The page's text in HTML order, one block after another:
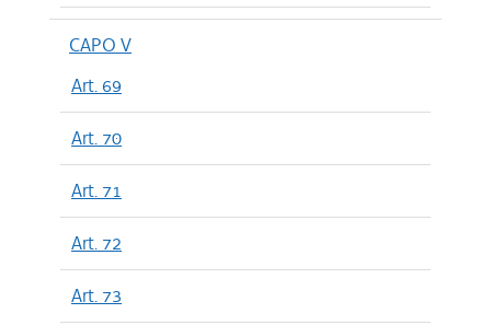
CAPO V
Art. 69
Art. 70
Art. 71
Art. 72
Art. 73